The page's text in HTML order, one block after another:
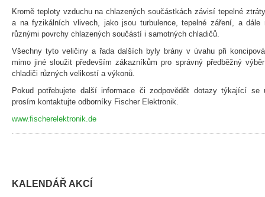
Kromě teploty vzduchu na chlazených součástkách závisí tepelné
a na fyzikálních vlivech, jako jsou turbulence, tepelné záření, a dále
různými povrchy chlazených součástí i samotných chladičů.
Všechny tyto veličiny a řada dalších byly brány v úvahu při
mimo jiné sloužit především zákazníkům pro správný předběžný
chladiči různých velikostí a výkonů.
Pokud potřebujete další informace či zodpovědět dotazy týkající se
prosím kontaktujte odborníky Fischer Elektronik.
www.fischerelektronik.de
KALENDÁŘ AKCÍ